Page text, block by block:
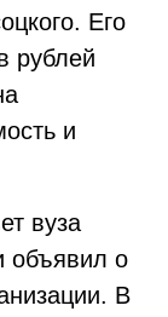
Его
рублей
и
вуза
объявил о
В